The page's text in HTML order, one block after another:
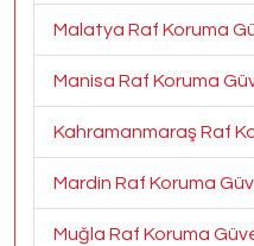
Malatya Raf Koruma
Manisa Raf Koruma
Kahramanmaraş Raf
Mardin Raf Koruma
Muğla Raf Koruma